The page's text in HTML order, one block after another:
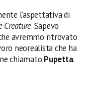
l’aspettativa di
Creature. Sapevo
avremmo ritrovato
neorealista che ha
chiamato Pupetta.